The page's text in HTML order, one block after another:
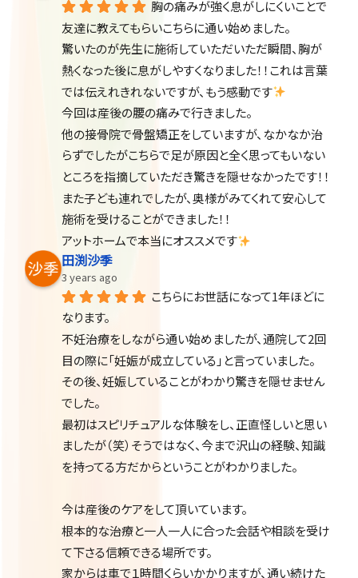
胸の痛みが強く息がしにくいことで
友達に教えてもらいこちらに通い始めました。
驚いたのが先生に施術していただいただ瞬間、胸が
熱くなった後に息がしやすくなりました！！これは言葉
では伝えれきれないですが、もう感動です
今回は産後の腰の痛みで行きました。
他の接骨院で骨盤矯正をしていますが、なかなか治
らずでしたがこちらで足が原因と全く思ってもいない
ところを指摘していただき驚きを隠せなかったです！！
また子ども連れでしたが、奥様がみてくれて安心して
施術を受けることができました！！
アットホームで本当にオススメです
田渕沙季
3 years ago
こちらにお世話になって1年ほどに
なります。
不妊治療をしながら通い始めましたが、通院して2回
目の際に「妊娠が成立している」と言っていました。
その後、妊娠していることがわかり驚きを隠せません
でした。
最初はスピリチュアルな体験をし、正直怪しいと思い
ましたが（笑）そうではなく、今まで沢山の経験、知識
を持ってる方だからということがわかりました。
今は産後のケアをして頂いています。
根本的な治療と一人一人に合った会話や相談を受け
て下さる信頼できる場所です。
家からは車で１時間くらいかかりますが、通い続けた